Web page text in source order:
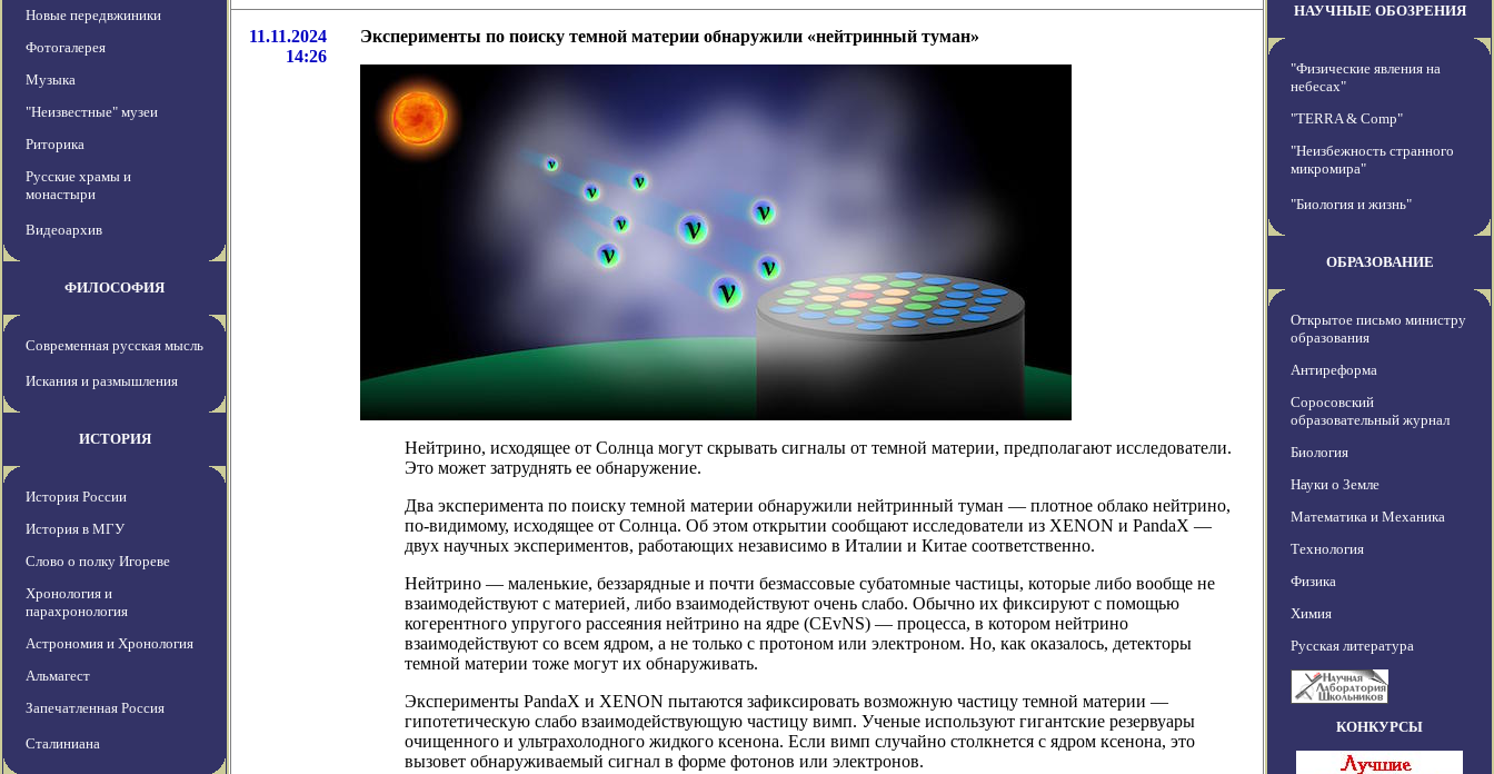
Новые передвжиники
Фотогалерея
Музыка
"Неизвестные" музеи
Риторика
Русские храмы и
монастыри
Видеоархив
ФИЛОСОФИЯ
Современная русская мысль
Искания и размышления
ИСТОРИЯ
История России
История в МГУ
Слово о полку Игореве
Хронология и
парахронология
Астрономия и Хронология
Альмагест
Запечатленная Россия
Сталиниана
11.11.2024
14:26
Эксперименты по поиску темной материи обнаружили «нейтринный туман»
Нейтрино, исходящее от Солнца могут скрывать сигналы от темной материи, предполагают исследователи.
Это может затруднять ее обнаружение.
Два эксперимента по поиску темной материи обнаружили нейтринный туман — плотное облако нейтрино,
по-видимому, исходящее от Солнца. Об этом открытии сообщают исследователи из XENON и PandaX —
двух научных экспериментов, работающих независимо в Италии и Китае соответственно.
Нейтрино — маленькие, беззарядные и почти безмассовые субатомные частицы, которые либо вообще не
взаимодействуют с материей, либо взаимодействуют очень слабо. Обычно их фиксируют с помощью
когерентного упругого рассеяния нейтрино на ядре (CEvNS) — процесса, в котором нейтрино
взаимодействуют со всем ядром, а не только с протоном или электроном. Но, как оказалось, детекторы
темной материи тоже могут их обнаруживать.
Эксперименты PandaX и XENON пытаются зафиксировать возможную частицу темной материи —
гипотетическую слабо взаимодействующую частицу вимп. Ученые используют гигантские резервуары
очищенного и ультрахолодного жидкого ксенона. Если вимп случайно столкнется с ядром ксенона, это
вызовет обнаруживаемый сигнал в форме фотонов или электронов.
НАУЧНЫЕ ОБОЗРЕНИЯ
"Физические явления на
небесах"
"TERRA & Comp"
"Неизбежность странного
микромира"
"Биология и жизнь"
ОБРАЗОВАНИЕ
Открытое письмо министру
образования
Антиреформа
Соросовский
образовательный журнал
Биология
Науки о Земле
Математика и Механика
Технология
Физика
Химия
Русская литература
КОНКУРСЫ